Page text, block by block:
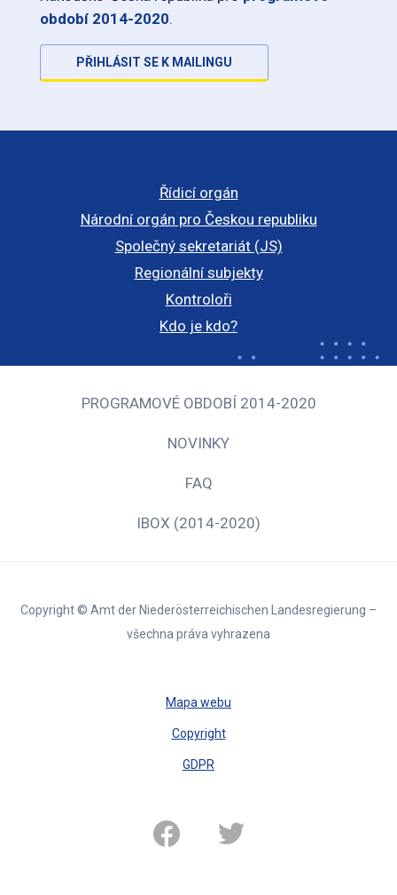
období 2014-2020.
PŘIHLÁSIT SE K MAILINGU
Řídicí orgán
Národní orgán pro Českou republiku
Společný sekretariát (JS)
Regionální subjekty
Kontroloři
Kdo je kdo?
PROGRAMOVÉ OBDOBÍ 2014-2020
NOVINKY
FAQ
IBOX (2014-2020)
Copyright © Amt der Niederösterreichischen Landesregierung –
všechna práva vyhrazena
Mapa webu
Copyright
GDPR